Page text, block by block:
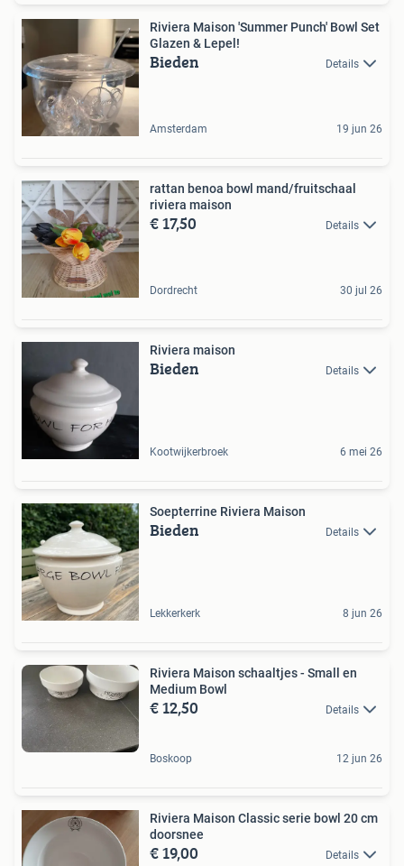
Riviera Maison 'Summer Punch' Bowl Set
Glazen & Lepel!
Bieden Details
Amsterdam 19 jun 26
rattan benoa bowl mand/fruitschaal
riviera maison
€ 17,50 Details
Dordrecht 30 jul 26
Riviera maison
Bieden Details
Kootwijkerbroek 6 mei 26
Soepterrine Riviera Maison
Bieden Details
Lekkerkerk 8 jun 26
Riviera Maison schaaltjes - Small en
Medium Bowl
€ 12,50 Details
Boskoop 12 jun 26
Riviera Maison Classic serie bowl 20 cm
doorsnee
€ 19,00 Details